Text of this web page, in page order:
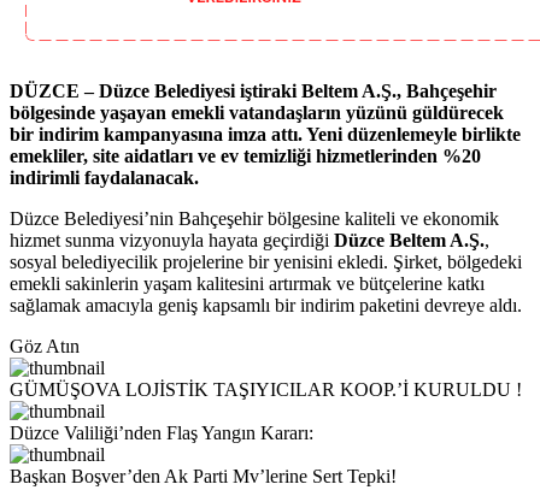
DÜZCE – Düzce Belediyesi iştiraki Beltem A.Ş., Bahçeşehir
bölgesinde yaşayan emekli vatandaşların yüzünü güldürecek
bir indirim kampanyasına imza attı. Yeni düzenlemeyle birlikte
emekliler, site aidatları ve ev temizliği hizmetlerinden %20
indirimli faydalanacak.
Düzce Belediyesi’nin Bahçeşehir bölgesine kaliteli ve ekonomik
hizmet sunma vizyonuyla hayata geçirdiği Düzce Beltem A.Ş.,
sosyal belediyecilik projelerine bir yenisini ekledi. Şirket, bölgedeki
emekli sakinlerin yaşam kalitesini artırmak ve bütçelerine katkı
sağlamak amacıyla geniş kapsamlı bir indirim paketini devreye aldı.
Göz Atın
GÜMÜŞOVA LOJİSTİK TAŞIYICILAR KOOP.’İ KURULDU !
Düzce Valiliği’nden Flaş Yangın Kararı:
Başkan Boşver’den Ak Parti Mv’lerine Sert Tepki!